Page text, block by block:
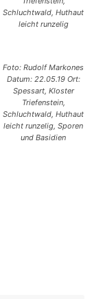
Schluchtwald, Huthaut
leicht runzelig
Foto: Rudolf Markones
Datum: 22.05.19 Ort:
Spessart, Kloster
Triefenstein,
Schluchtwald, Huthaut
leicht runzelig, Sporen
und Basidien